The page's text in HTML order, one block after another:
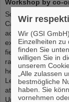
Workshop by co-
Sommerfeldt
Calculations of
achievement of
experiment and
field QED effect
rays by virtual
heavy nuclei. His
Letters (Phys.
attention, e.g. in
Unraveled” of the
Wir
Wir (GSI
Einzelheiten zu
finden Sie
willigen Sie in
unserem
„Alle zulassen
bestmögliche
haben. Sie
vornehmen